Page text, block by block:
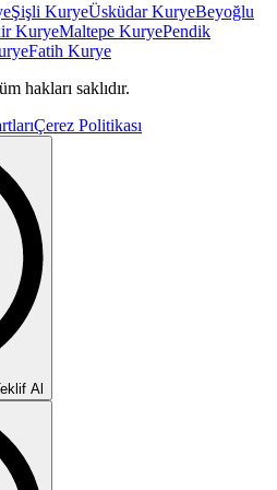
Şişli KuryeÜsküdarKuryeBeyoğlu
KuryeMaltepe KuryePendik
Fatih Kurye
hakları saklıdır.
Çerez Politikası
Al